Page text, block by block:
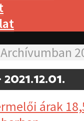
Archívumban